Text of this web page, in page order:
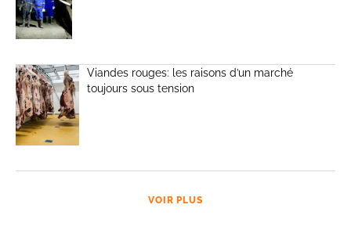
Viandes rouges: les raisons d’un marché
toujours sous tension
VOIR PLUS